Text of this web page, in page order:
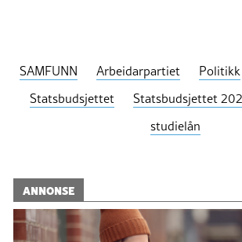
SAMFUNN Arbeidarpartiet Politikk
Statsbudsjettet
Statsbudsjettet
studielån
ANNONSE